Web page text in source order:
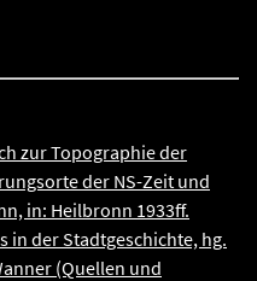
zur Topographie der
der NS-Zeit und
in: Heilbronn 1933ff.
in der Stadtgeschichte, hg.
(Quellen und